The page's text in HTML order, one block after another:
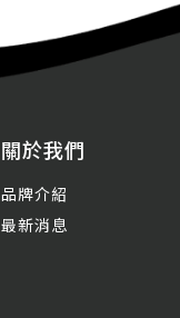
關於我們
品牌介紹
最新消息